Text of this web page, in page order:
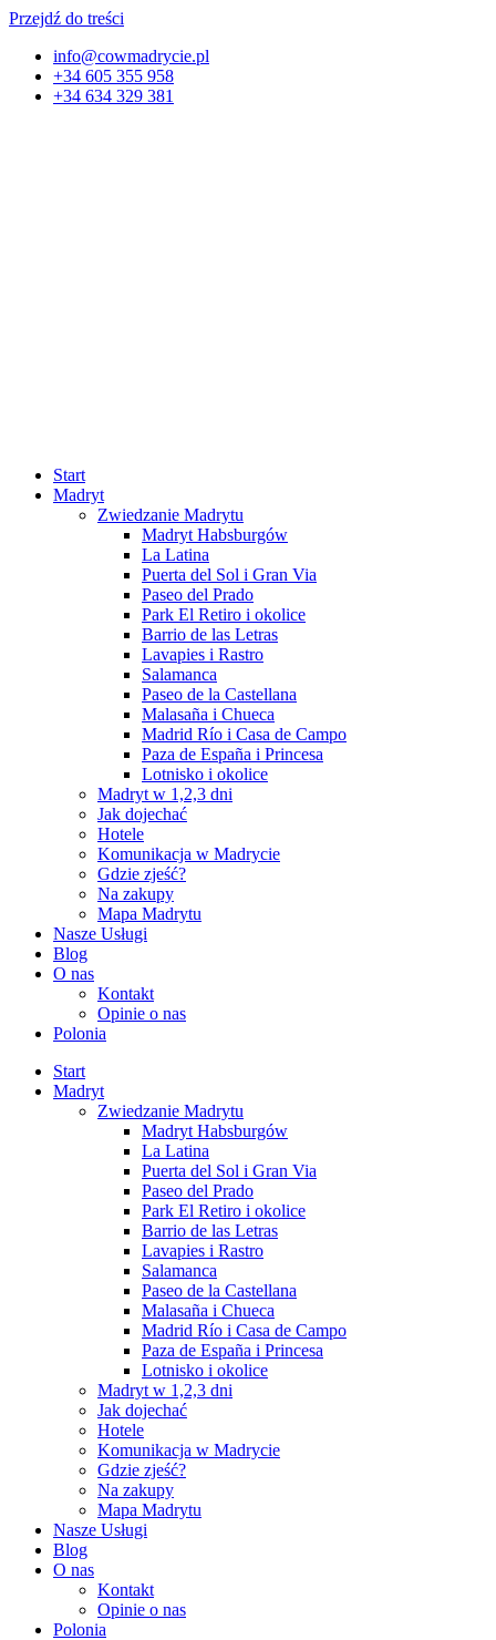
Przejdź do treści
info@cowmadrycie.pl
+34 605 355 958
+34 634 329 381​
Start
Madryt
Zwiedzanie Madrytu
Madryt Habsburgów
La Latina
Puerta del Sol i Gran Via
Paseo del Prado
Park El Retiro i okolice
Barrio de las Letras
Lavapies i Rastro
Salamanca
Paseo de la Castellana
Malasaña i Chueca
Madrid Río i Casa de Campo
Paza de España i Princesa
Lotnisko i okolice
Madryt w 1,2,3 dni
Jak dojechać
Hotele
Komunikacja w Madrycie
Gdzie zjeść?
Na zakupy
Mapa Madrytu
Nasze Usługi
Blog
O nas
Kontakt
Opinie o nas
Polonia
Start
Madryt
Zwiedzanie Madrytu
Madryt Habsburgów
La Latina
Puerta del Sol i Gran Via
Paseo del Prado
Park El Retiro i okolice
Barrio de las Letras
Lavapies i Rastro
Salamanca
Paseo de la Castellana
Malasaña i Chueca
Madrid Río i Casa de Campo
Paza de España i Princesa
Lotnisko i okolice
Madryt w 1,2,3 dni
Jak dojechać
Hotele
Komunikacja w Madrycie
Gdzie zjeść?
Na zakupy
Mapa Madrytu
Nasze Usługi
Blog
O nas
Kontakt
Opinie o nas
Polonia